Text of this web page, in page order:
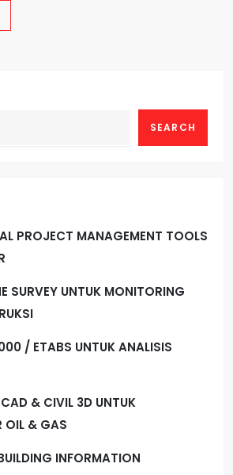
SEARCH
PROJECT MANAGEMENT TOOLS
SURVEY UNTUK MONITORING
/ ETABS UNTUK ANALISIS
& CIVIL 3D UNTUK
OIL & GAS
INFORMATION